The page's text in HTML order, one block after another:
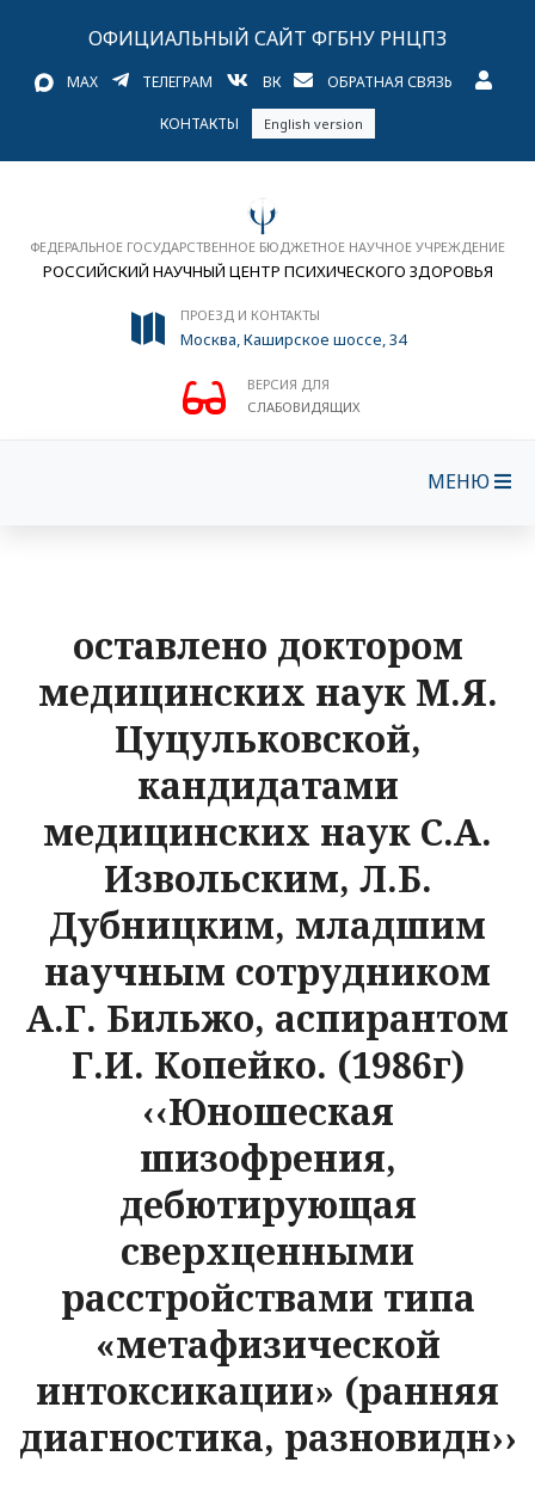
ОФИЦИАЛЬНЫЙ САЙТ ФГБНУ РНЦПЗ
MAX ТЕЛЕГРАМ ВК ОБРАТНАЯ СВЯЗЬ
КОНТАКТЫ English version
ФЕДЕРАЛЬНОЕ ГОСУДАРСТВЕННОЕ БЮДЖЕТНОЕ НАУЧНОЕ УЧРЕЖДЕНИЕ
РОССИЙСКИЙ НАУЧНЫЙ ЦЕНТР ПСИХИЧЕСКОГО ЗДОРОВЬЯ
ПРОЕЗД И КОНТАКТЫ
Москва, Каширское шоссе, 34
ВЕРСИЯ ДЛЯ
СЛАБОВИДЯЩИХ
МЕНЮ
оставлено доктором
медицинских наук М.Я.
Цуцульковской,
кандидатами
медицинских наук С.А.
Извольским, Л.Б.
Дубницким, младшим
научным сотрудником
А.Г. Бильжо, аспирантом
Г.И. Копейко. (1986г)
‹‹Юношеская
шизофрения,
дебютирующая
сверхценными
расстройствами типа
«метафизической
интоксикации» (ранняя
диагностика, разновидн››